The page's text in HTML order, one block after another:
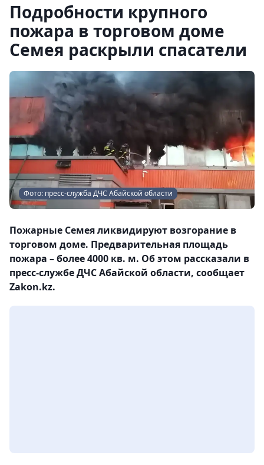
Подробности крупного
пожара в торговом доме
Семея раскрыли спасатели
Фото: пресс-служба ДЧС Абайской области
Пожарные Семея ликвидируют возгорание в
торговом доме. Предварительная площадь
пожара – более 4000 кв. м. Об этом рассказали в
пресс-службе ДЧС Абайской области, сообщает
Zakon.kz.